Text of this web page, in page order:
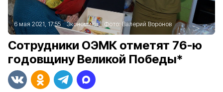
6 мая 2021, 17:55 Экономика Фото:Валерий Воронов
Сотрудники ОЭМК отметят 76-ю
годовщину Великой Победы*